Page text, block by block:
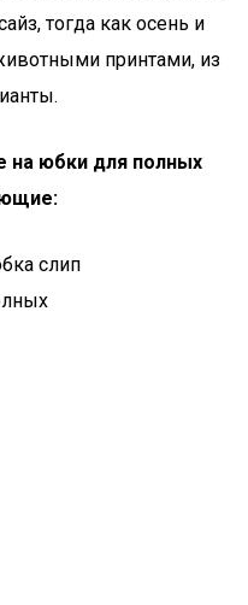
тогда как осень и
принтами, из
на юбки для полных
слип